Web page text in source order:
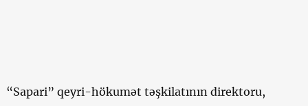
“Sapari” qeyri-hökumət təşkilatının direktoru,